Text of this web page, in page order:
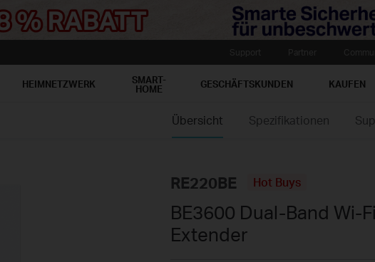
HEIMNETZWERK SMART-
HOME GESCHÄFTSKUNDEN KAUFEN
Übersicht Spezifikationen
RE220BE Hot Buys
BE3600 Dual-Band Wi-
Extender